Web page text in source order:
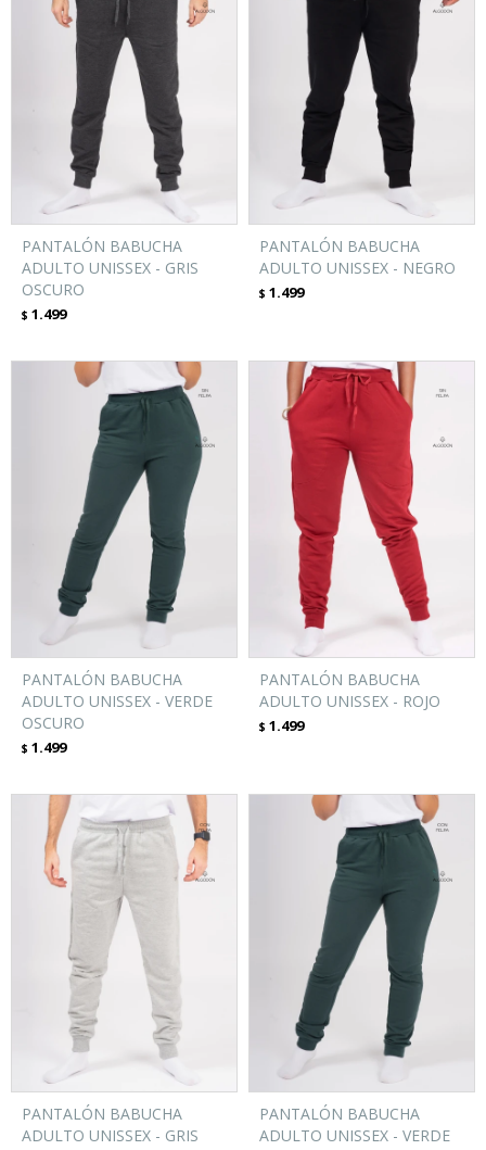
PANTALÓN BABUCHA
ADULTO UNISSEX - GRIS
OSCURO
$ 1.499
PANTALÓN BABUCHA
ADULTO UNISSEX - NEGRO
$ 1.499
PANTALÓN BABUCHA
ADULTO UNISSEX - VERDE
OSCURO
$ 1.499
PANTALÓN BABUCHA
ADULTO UNISSEX - ROJO
$ 1.499
PANTALÓN BABUCHA
ADULTO UNISSEX - GRIS
PANTALÓN BABUCHA
ADULTO UNISSEX - VERDE